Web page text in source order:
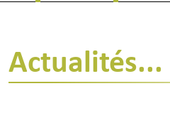
Actualités...